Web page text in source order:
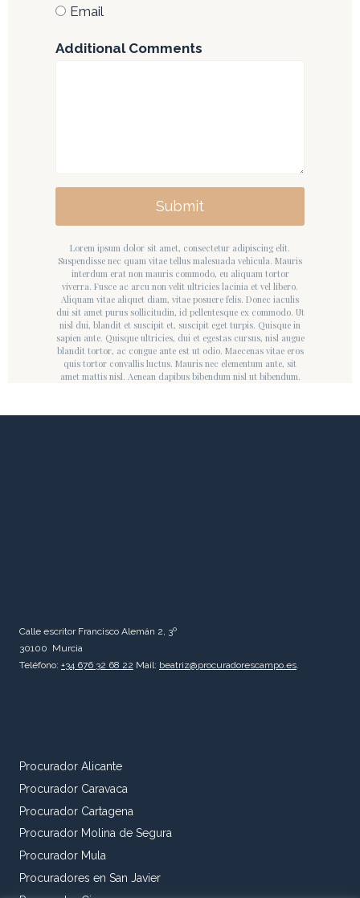
Email
Additional Comments
Submit
Lorem ipsum dolor sit amet, consectetur adipiscing elit.
Suspendisse nec quam vitae tellus malesuada vehicula. Mauris
interdum erat non mauris commodo, eu aliquam tortor
viverra. Fusce ac arcu non velit ultricies lacinia et vel libero.
Aliquam vitae aliquet diam, vitae posuere felis. Donec iaculis
dui sit amet purus sollicitudin, id pellentesque ex commodo. Ut
nisl dui, blandit et suscipit et, suscipit eget turpis. Quisque in
sapien ante. Quisque ultricies, dui et egestas cursus, nisl augue
blandit tortor, ac congue ante est ut odio. Maecenas vitae eros
quis tortor convallis luctus. Mauris nec elementum ante, sit
amet mattis nisl. Aenean dapibus bibendum nisl ut bibendum.
Calle escritor Francisco Alemán 2, 3º
30100 Murcia
Teléfono: +34 676 32 68 22 Mail: beatriz@procuradorescampo.es
Procurador Alicante
Procurador Caravaca
Procurador Cartagena
Procurador Molina de Segura
Procurador Mula
Procuradores en San Javier